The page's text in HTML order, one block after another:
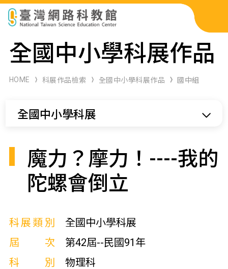
科展作品檢索
科學研習月刊
全國中小學科展作品
HOME 科展作品檢索 全國中小學科展作品 國中組
全國中小學科展
魔力？摩力！----我的
陀螺會倒立
科展類別
全國中小學科展
屆次
第42屆--民國91年
科別
物理科